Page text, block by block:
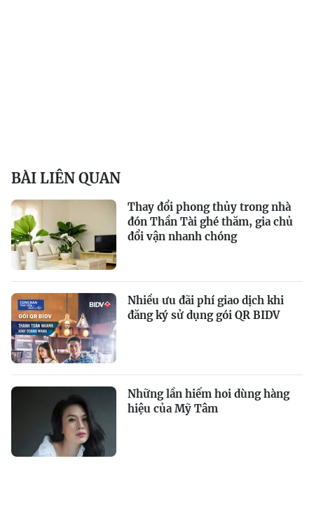
BÀI LIÊN QUAN
Thay đổi phong thủy trong nhà
đón Thần Tài ghé thăm, gia chủ
đổi vận nhanh chóng
Nhiều ưu đãi phí giao dịch khi
đăng ký sử dụng gói QR BIDV
Những lần hiếm hoi dùng hàng
hiệu của Mỹ Tâm